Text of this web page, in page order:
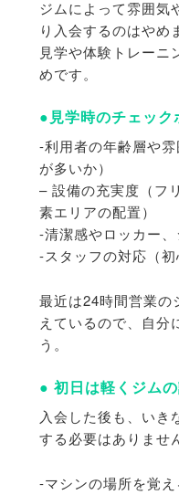
ジムによって雰囲気
り入会するのはやめ
見学や体験トレーニ
めです。
●見学時のチェック
-利用者の年齢層や
が多いか）
– 設備の充実度（フ
素エリアの配置）
-清潔感やロッカー
-スタッフの対応（初
最近は24時間営業の
えているので、
自分
う。
● 初日は軽くジム
入会した後も、 いき
する必要はありませ
-マシンの場所を覚え